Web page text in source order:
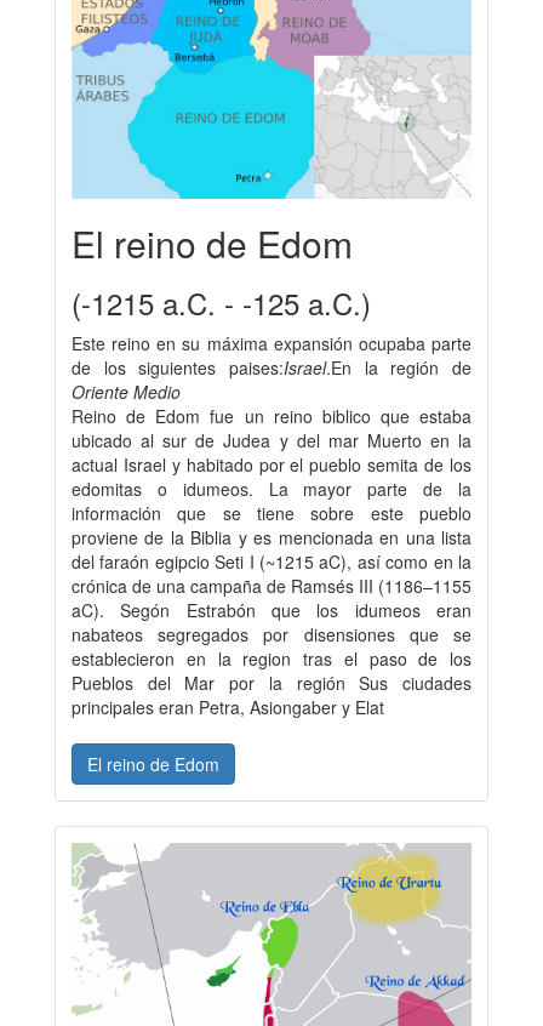
El reino de Edom
(-1215 a.C. - -125 a.C.)
Este reino en su máxima expansión ocupaba parte
de los siguientes paises:Israel.En la región de
Oriente Medio
Reino de Edom fue un reino biblico que estaba
ubicado al sur de Judea y del mar Muerto en la
actual Israel y habitado por el pueblo semita de los
edomitas o idumeos. La mayor parte de la
información que se tiene sobre este pueblo
proviene de la Biblia y es mencionada en una lista
del faraón egipcio Seti I (~1215 aC), así como en la
crónica de una campaña de Ramsés III (1186–1155
aC). Segón Estrabón que los idumeos eran
nabateos segregados por disensiones que se
establecieron en la region tras el paso de los
Pueblos del Mar por la región Sus ciudades
principales eran Petra, Asiongaber y Elat
El reino de Edom